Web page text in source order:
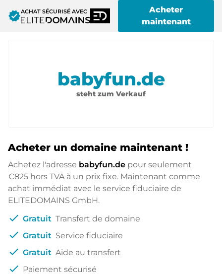
verifiedACHAT SÉCURISÉ AVEC
Acheter
maintenant
babyfun.de
steht zum Verkauf
Acheter un domaine maintenant !
Achetez l'adresse babyfun.de pour seulement
€825 hors TVA à un prix fixe. Maintenant comme
achat immédiat avec le service fiduciaire de
ELITEDOMAINS GmbH.
check Gratuit Transfert de domaine
check Gratuit Service fiduciaire
check Gratuit Aide au transfert
check Paiement sécurisé